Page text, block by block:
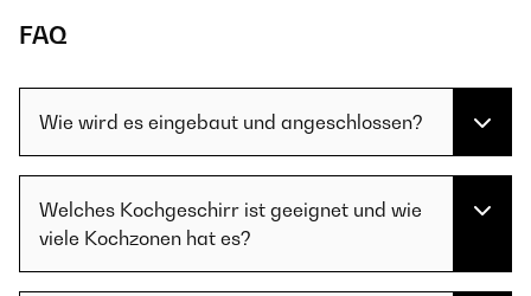
FAQ
Wie wird es eingebaut und angeschlossen?
Welches Kochgeschirr ist geeignet und wie
viele Kochzonen hat es?